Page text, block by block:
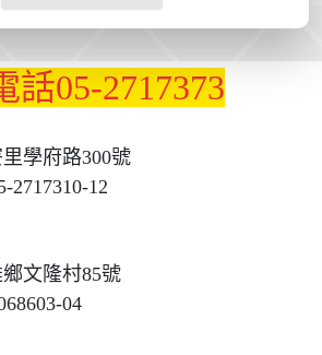
話05-2717373
學府路300號
2717310-12
文隆村85號
04